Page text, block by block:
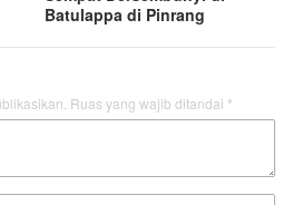
Batulappa di Pinrang
Ruas yang wajib ditandai *